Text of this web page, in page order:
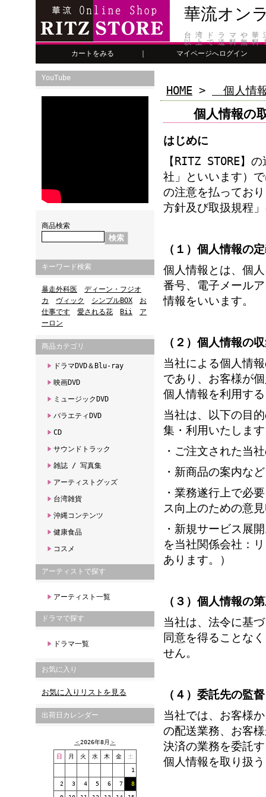
華流オン
台 湾 ド ラ マ や 華
以 上 で 送 料 無 料
カートをみる
マイページへログイ
YouTube
商品検索
キーワード検索
暴走外科医
ディーン・フジオ
カ
ヴィック シンプルBOX
お
仕事です
愛される花 Bii
ア
ーロン
商品カテゴリ
ドラマDVD＆Blu-ray
映画DVD
ミュージックDVD
バラエティDVD
CD
サウンドトラック
雑誌 / 写真集
アーティストグッズ
台湾雑貨
沖縄コンテンツ
健康食品
コスメ
アーティストで探す
アーティスト一覧
ドラマで探す
ドラマ一覧
お気に入り
お気に入りリストを見る
出荷日カレンダー
＜2026年8月 ＞
日 月 火 水 木 金 土
1
2 3 4 5 6 7 8
HOME > 個人情
個人情報の
はじめに
【RITZ STORE】
社」といいます）
の注意を払ってお
方針及び取扱規程
（１）個人情報の
個人情報とは、個
番号、電子メール
情報をいいます。
（２）個人情報の
当社による個人情
であり、お客様が
個人情報を利用す
当社は、以下の目
集・利用いたしま
・ご注文された当
・新商品の案内な
・業務遂行上で必
ス向上のための意
・新規サービス展
を当社関係会社：
あります。）
（３）個人情報の
当社は、法令に基
同意を得ることな
せん。
（４）委託先の監督
当社では、お客様
の配送業務、お客
決済の業務を委託
個人情報を取り扱